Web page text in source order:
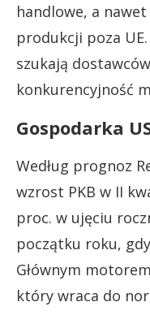
handlowe, a
produkcji poza
szukają
konkurencyjność
Gospodarka
Według prognoz
wzrost PKB w II
proc. w ujęciu
początku roku,
Głównym
który wraca do